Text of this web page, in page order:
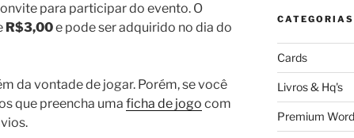
para participar do evento. O
R$3,00e pode ser adquirido no dia do
da vontade de jogar. Porém, se você
que preencha uma ficha de jogo com
CATEGORIAS
Cards
Livros & Hq's
Premium